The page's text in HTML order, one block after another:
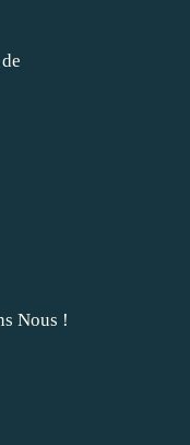
Nous !